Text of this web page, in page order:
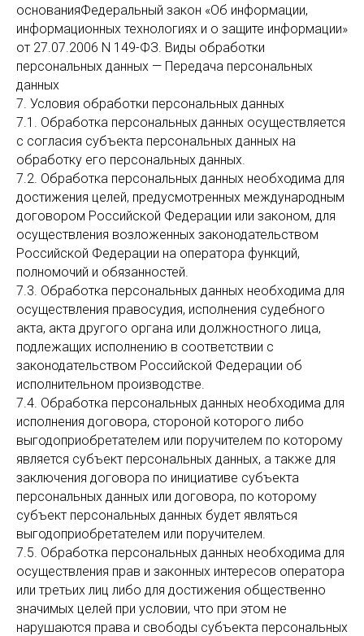
основанияФедеральный закон «Об информации,
информационных технологиях и о защите информации»
от 27.07.2006 N 149-ФЗ. Виды обработки
персональных данных — Передача персональных
данных
7. Условия обработки персональных данных
7.1. Обработка персональных данных осуществляется
с согласия субъекта персональных данных на
обработку его персональных данных.
7.2. Обработка персональных данных необходима для
достижения целей, предусмотренных международным
договором Российской Федерации или законом, для
осуществления возложенных законодательством
Российской Федерации на оператора функций,
полномочий и обязанностей.
7.3. Обработка персональных данных необходима для
осуществления правосудия, исполнения судебного
акта, акта другого органа или должностного лица,
подлежащих исполнению в соответствии с
законодательством Российской Федерации об
исполнительном производстве.
7.4. Обработка персональных данных необходима для
исполнения договора, стороной которого либо
выгодоприобретателем или поручителем по которому
является субъект персональных данных, а также для
заключения договора по инициативе субъекта
персональных данных или договора, по которому
субъект персональных данных будет являться
выгодоприобретателем или поручителем.
7.5. Обработка персональных данных необходима для
осуществления прав и законных интересов оператора
или третьих лиц либо для достижения общественно
значимых целей при условии, что при этом не
нарушаются права и свободы субъекта персональных